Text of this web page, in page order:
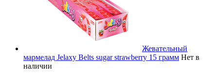
Жевательный
мармелад Jelaxy Belts sugar strawberry 15 грамм Нет в
наличии